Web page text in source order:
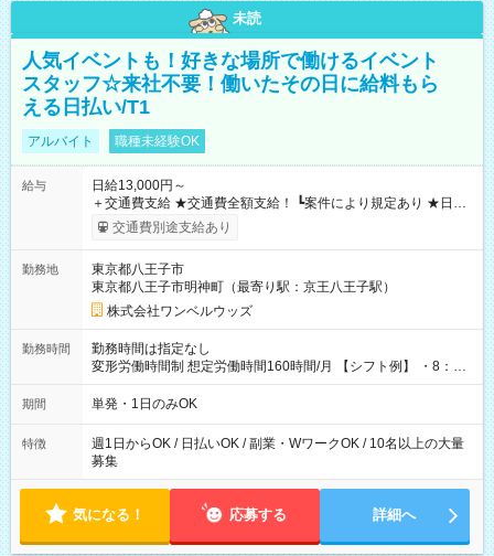
未読
人気イベントも！好きな場所で働けるイベント
スタッフ☆来社不要！働いたその日に給料もら
える日払い/T1
アルバイト 職種未経験OK
給与
日給13,000円～
＋交通費支給 ★交通費全額支給！ ┗案件により規定あり ★日払
いOK！（規定あり） ┗働いたその日に現金GET♪ お仕事後はコ
ンビニATMから 日払い分を引き落とせます！ 【試用期間】試
交通費別途支給あり
勤務地
東京都八王子市
東京都八王子市明神町（最寄り駅：京王八王子駅）
株式会社ワンベルウッズ
勤務時間
勤務時間は指定なし
変形労働時間制 想定労働時間160時間/月 【シフト例】 ・8：00
～21：00
期間 単発・1日のみOK
特徴
週1日からOK / 日払いOK / 副業・WワークOK / 10名以上の大量
募集
気になる！ 応募する 詳細へ